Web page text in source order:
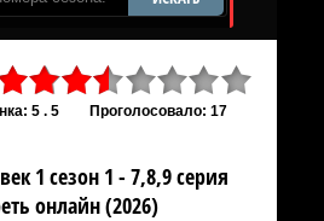
5 . 5 Проголосовало: 17
1 сезон 1 - 7,8,9 серия
онлайн (2026)